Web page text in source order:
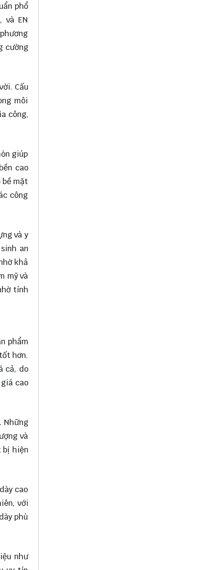
phổ
và EN
cường
Cấu
môi
công,
giúp
cao
bề mặt
công
và y
an
khả
mỹ và
tính
phẩm
hơn.
cả, do
cao
Những
và
bị hiện
cao
với
phù
như